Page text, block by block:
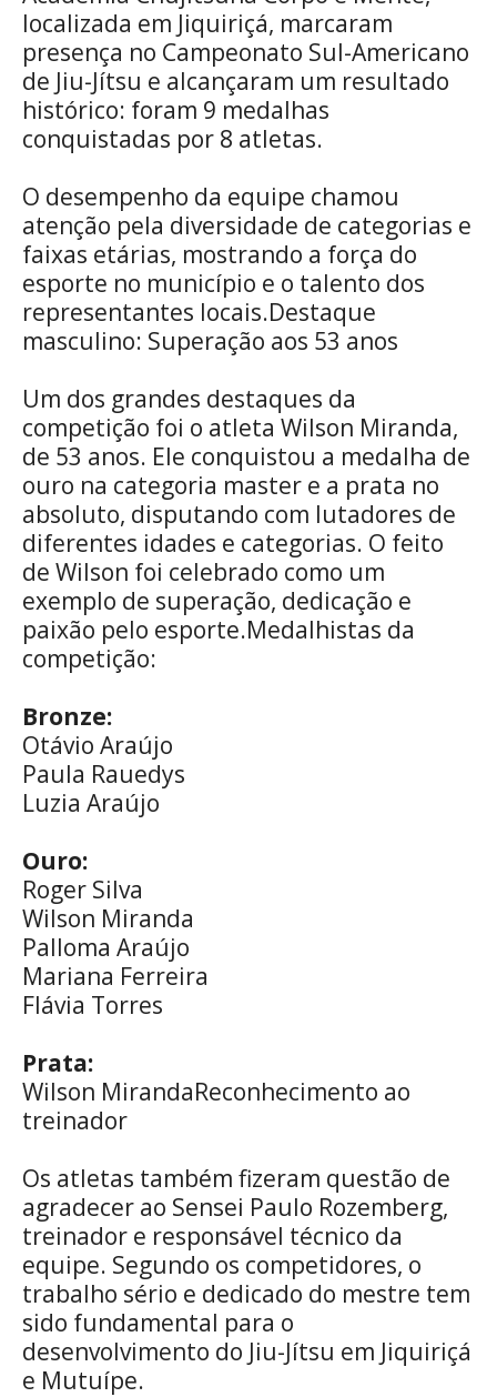
localizada em Jiquiriçá, marcaram
presença no Campeonato Sul-Americano
de Jiu-Jítsu e alcançaram um resultado
histórico: foram 9 medalhas
conquistadas por 8 atletas.
O desempenho da equipe chamou
atenção pela diversidade de categorias e
faixas etárias, mostrando a força do
esporte no município e o talento dos
representantes locais.Destaque
masculino: Superação aos 53 anos
Um dos grandes destaques da
competição foi o atleta Wilson Miranda,
de 53 anos. Ele conquistou a medalha de
ouro na categoria master e a prata no
absoluto, disputando com lutadores de
diferentes idades e categorias. O feito
de Wilson foi celebrado como um
exemplo de superação, dedicação e
paixão pelo esporte.Medalhistas da
competição:
Bronze:
Otávio Araújo
Paula Rauedys
Luzia Araújo
Ouro:
Roger Silva
Wilson Miranda
Palloma Araújo
Mariana Ferreira
Flávia Torres
Prata:
Wilson MirandaReconhecimento ao
treinador
Os atletas também fizeram questão de
agradecer ao Sensei Paulo Rozemberg,
treinador e responsável técnico da
equipe. Segundo os competidores, o
trabalho sério e dedicado do mestre tem
sido fundamental para o
desenvolvimento do Jiu-Jítsu em Jiquiriçá
e Mutuípe.